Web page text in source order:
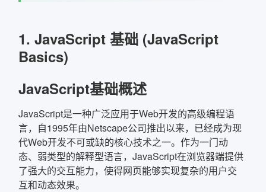
1. JavaScript 基础 (JavaScript
Basics)
JavaScript基础概述
JavaScript是一种广泛应用于Web开发的高级编程语
言，自1995年由Netscape公司推出以来，已经成为现
代Web开发不可或缺的核心技术之一。作为一门动
态、弱类型的解释型语言，JavaScript在浏览器端提供
了强大的交互能力，使得网页能够实现复杂的用户交
互和动态效果。
获取最新文档失败，请稍后重试
确定
复制弹框内信息